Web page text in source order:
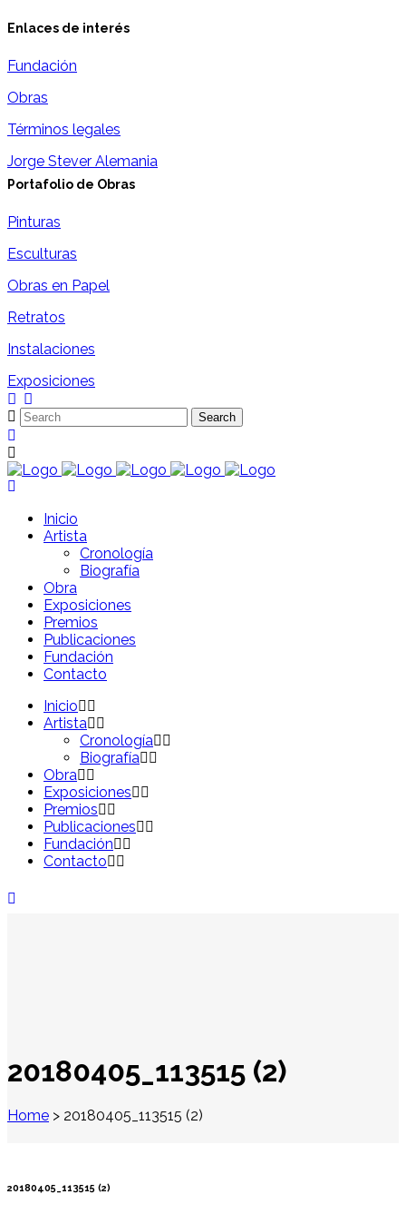
Enlaces de interés
Fundación
Obras
Términos legales
Jorge Stever Alemania
Portafolio de Obras
Pinturas
Esculturas
Obras en Papel
Retratos
Instalaciones
Exposiciones
Inicio
Artista
Cronología
Biografía
Obra
Exposiciones
Premios
Publicaciones
Fundación
Contacto
Inicio
Artista
Cronología
Biografía
Obra
Exposiciones
Premios
Publicaciones
Fundación
Contacto
20180405_113515 (2)
Home > 20180405_113515 (2)
20180405_113515 (2)